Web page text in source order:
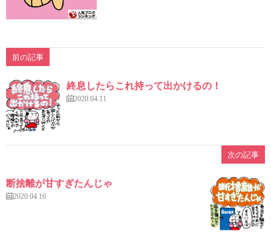
前の記事
終息したらこれ持って出かけるの！
2020.04.11
次の記事
断捨離が甘すぎたんじゃ
2020.04.16